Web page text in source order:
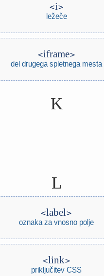
i
ležeče
iframe
del drugega spletnega mesta
K
L
label
oznaka za vnosno polje
link
priključitev CSS